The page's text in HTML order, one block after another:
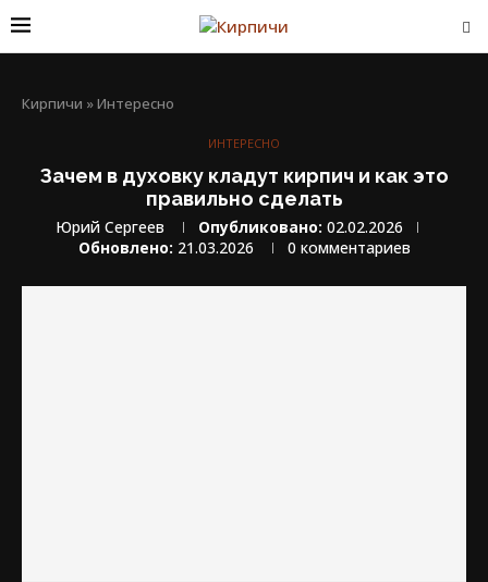
Кирпичи »Интересно
ИНТЕРЕСНО
Зачем в духовку кладут кирпич и как это
правильно сделать
Юрий Сергеев Опубликовано: 02.02.2026
Обновлено: 21.03.2026 0 комментариев